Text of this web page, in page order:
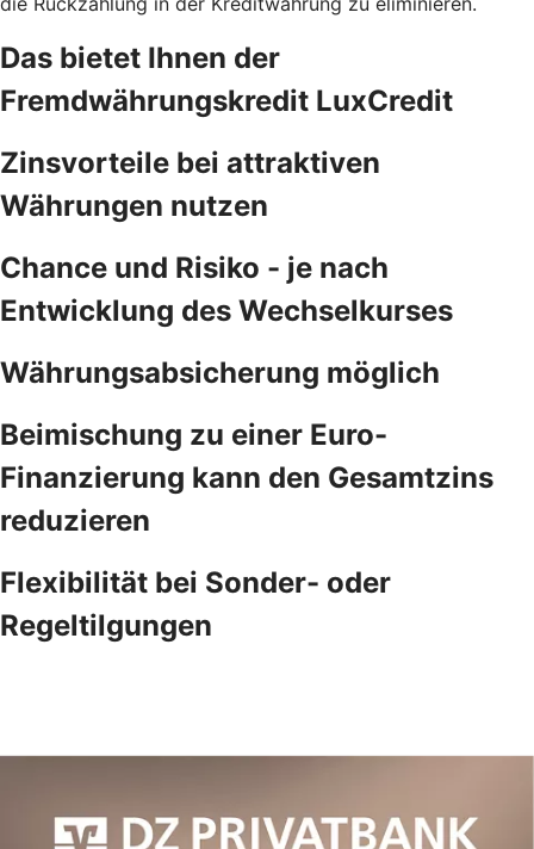
Das bietet Ihnen der
Fremdwährungskredit LuxCredit
Zinsvorteile bei attraktiven
Währungen nutzen
Chance und Risiko - je nach
Entwicklung des Wechselkurses
Währungsabsicherung möglich
Beimischung zu einer Euro-
Finanzierung kann den Gesamtzins
reduzieren
Flexibilität bei Sonder- oder
Regeltilgungen